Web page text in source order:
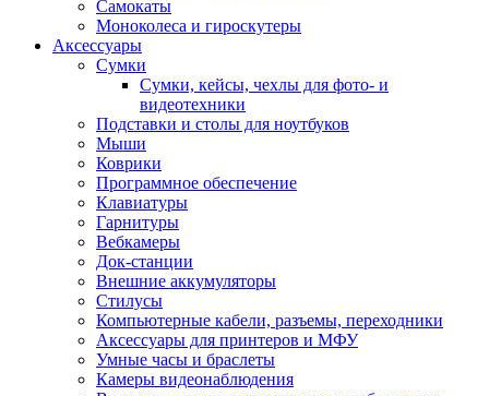
Самокаты
Моноколеса и гироскутеры
Аксессуары
Сумки
Сумки, кейсы, чехлы для фото- и
видеотехники
Подставки и столы для ноутбуков
Мыши
Коврики
Программное обеспечение
Клавиатуры
Гарнитуры
Вебкамеры
Док-станции
Внешние аккумуляторы
Стилусы
Компьютерные кабели, разъемы, переходники
Аксессуары для принтеров и МФУ
Умные часы и браслеты
Камеры видеонаблюдения